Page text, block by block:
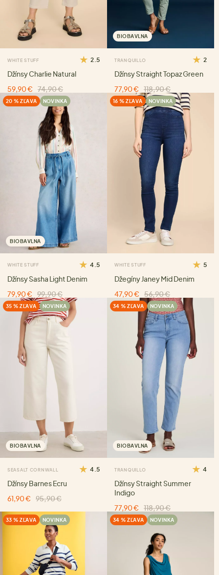
WHITE STUFF 2.5
Džínsy Charlie Natural
59,90 €
74,90 €
BIOBAVLNA
TRANQUILLO 2
Džínsy Straight Topaz Green
77,90 €
118,90 €
20 % ZĽAVA NOVINKA
BIOBAVLNA
WHITE STUFF 4.5
Džínsy Sasha Light Denim
79,90 €
99,90 €
16 % ZĽAVA NOVINKA
WHITE STUFF 5
Džegíny Janey Mid Denim
47,90 €
56,90 €
35 % ZĽAVA NOVINKA
BIOBAVLNA
SEASALT CORNWALL 4.5
Džínsy Barnes Ecru
61,90 €
95,90 €
34 % ZĽAVA NOVINKA
BIOBAVLNA
TRANQUILLO 4
Džínsy Straight Summer
Indigo
77,90 €
118,90 €
33 % ZĽAVA NOVINKA 34 % ZĽAVA NOVINKA